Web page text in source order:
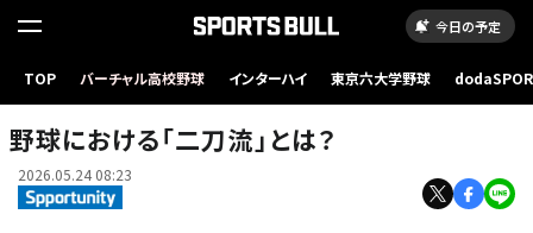
今日の予定
TOP バーチャル高校野球 インターハイ 東京六大学野球
野球における「二刀流」とは？
2026.05.24 08:23